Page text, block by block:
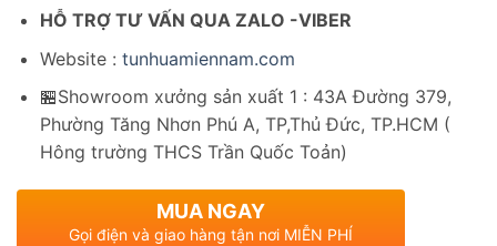
HỖ TRỢ TƯ VẤN QUA ZALO -VIBER
Website : tunhuamiennam.com
🏪Showroom xưởng sản xuất 1 : 43A Đường 379,
Phường Tăng Nhơn Phú A, TP,Thủ Đức, TP.HCM (
Hông trường THCS Trần Quốc Toản)
MUA NGAY
Gọi điện và giao hàng tận nơi MIỄN PHÍ